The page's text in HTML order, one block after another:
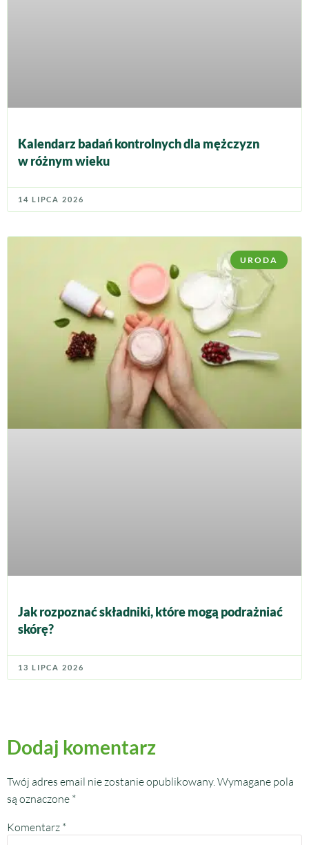
Kalendarz badań kontrolnych dla mężczyzn
w różnym wieku
14 LIPCA 2026
URODA
Jak rozpoznać składniki, które mogą podrażniać
skórę?
13 LIPCA 2026
Dodaj komentarz
Twój adres email nie zostanie opublikowany. Wymagane pola
są oznaczone *
Komentarz *